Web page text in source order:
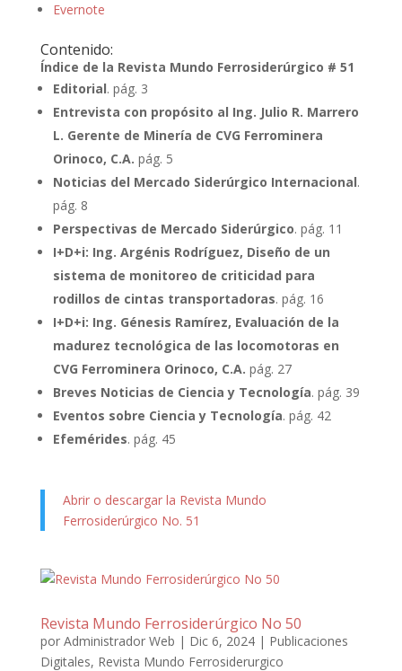
Evernote
Contenido:
Índice de la Revista Mundo Ferrosiderúrgico # 51
Editorial. pág. 3
Entrevista con propósito al Ing. Julio R. Marrero
L. Gerente de Minería de CVG Ferrominera
Orinoco, C.A. pág. 5
Noticias del Mercado Siderúrgico Internacional.
pág. 8
Perspectivas de Mercado Siderúrgico. pág. 11
I+D+i: Ing. Argénis Rodríguez, Diseño de un
sistema de monitoreo de criticidad para
rodillos de cintas transportadoras. pág. 16
I+D+i: Ing. Génesis Ramírez, Evaluación de la
madurez tecnológica de las locomotoras en
CVG Ferrominera Orinoco, C.A. pág. 27
Breves Noticias de Ciencia y Tecnología. pág. 39
Eventos sobre Ciencia y Tecnología. pág. 42
Efemérides. pág. 45
Abrir o descargar la Revista Mundo
Ferrosiderúrgico No. 51
Revista Mundo Ferrosiderúrgico No 50
por Administrador Web | Dic 6, 2024| Publicaciones
Digitales, Revista Mundo Ferrosiderurgico